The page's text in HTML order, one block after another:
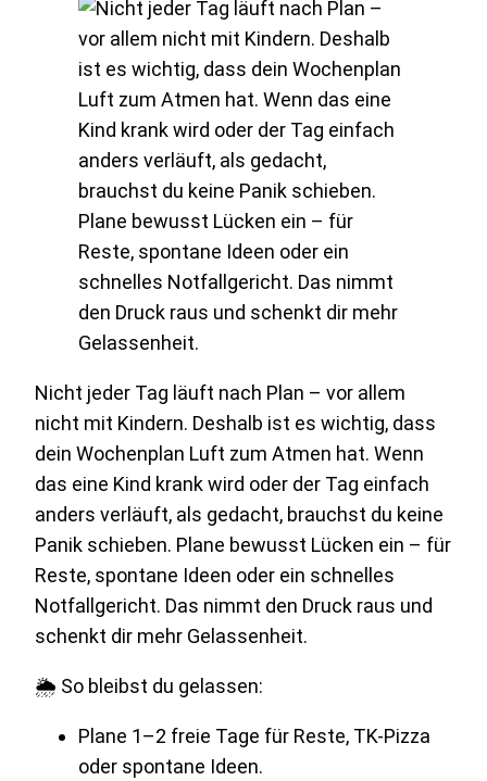
Nicht jeder Tag läuft nach Plan – vor allem
nicht mit Kindern. Deshalb ist es wichtig, dass
dein Wochenplan Luft zum Atmen hat. Wenn
das eine Kind krank wird oder der Tag einfach
anders verläuft, als gedacht, brauchst du keine
Panik schieben. Plane bewusst Lücken ein – für
Reste, spontane Ideen oder ein schnelles
Notfallgericht. Das nimmt den Druck raus und
schenkt dir mehr Gelassenheit.
🌦 So bleibst du gelassen:
Plane 1–2 freie Tage für Reste, TK-Pizza
oder spontane Ideen.